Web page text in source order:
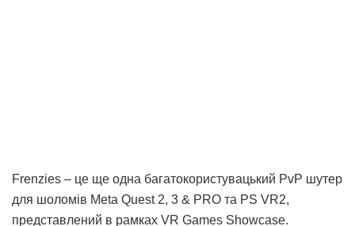
Frenzies – це ще одна багатокористувацький PvP шутер
для шоломів Meta Quest 2, 3 & PRO та PS VR2,
представлений в рамках VR Games Showcase.